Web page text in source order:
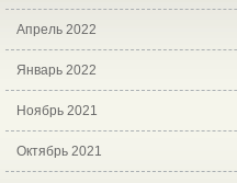
Апрель 2022
Январь 2022
Ноябрь 2021
Октябрь 2021